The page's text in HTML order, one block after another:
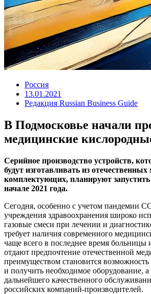
Россия
13.01.2021
Редакция Russian Business Guide
В Подмосковье начали
медицинские
Серийное производство устройств,
будут изготавливать из
комплектующих, планируют
начале 2021 года.
Сегодня, особенно с учетом пандемии
учреждения здравоохранения широко
газовые смеси при лечении и
требует наличия современного
чаще всего в последнее время больницы
отдают предпочтение отечественной
преимуществом становится возможность
и получить необходимое оборудование, а
дальнейшего качественного
российских компаний-производителей.